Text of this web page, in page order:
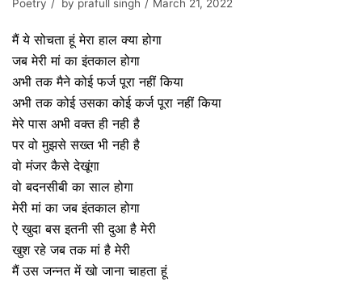
Poetry by prafull singh March 21, 2022
मैं ये सोचता हूं मेरा हाल क्या होगा
जब मेरी मां का इंतकाल होगा
अभी तक मैने कोई फर्ज पूरा नहीं किया
अभी तक कोई उसका कोई कर्ज पूरा नहीं किया
मेरे पास अभी वक्त ही नही है
पर वो मुझसे सख्त भी नही है
वो मंजर कैसे देखूंगा
वो बदनसीबी का साल होगा
मेरी मां का जब इंतकाल होगा
ऐ खुदा बस इतनी सी दुआ है मेरी
खुश रहे जब तक मां है मेरी
मैं उस जन्नत में खो जाना चाहता हूं